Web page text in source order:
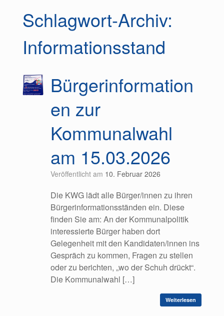
Schlagwort-Archiv:
Informationsstand
Bürgerinformation
en zur
Kommunalwahl
am 15.03.2026
Veröffentlicht am 10. Februar 2026
Die KWG lädt alle Bürger/innen zu ihren
Bürgerinformationsständen ein. Diese
finden Sie am: An der Kommunalpolitik
interessierte Bürger haben dort
Gelegenheit mit den Kandidaten/innen ins
Gespräch zu kommen, Fragen zu stellen
oder zu berichten, „wo der Schuh drückt“.
Die Kommunalwahl […]
Weiterlesen